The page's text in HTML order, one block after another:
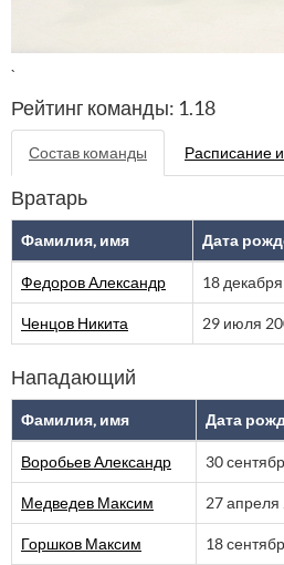
`
Рейтинг команды: 1.18
Состав команды Расписание
Вратарь
Фамилия, имя Дата
Федоров Александр 18
Ченцов Никита 29 июля
Нападающий
Фамилия, имя Дата
Воробьев Александр 30
Медведев Максим 27 апреля
Горшков Максим 18